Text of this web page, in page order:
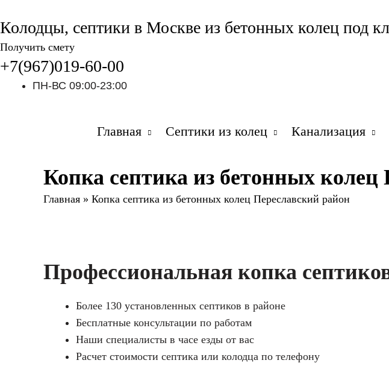
Колодцы, септики в Москве из бетонных колец под
Получить смету
+7(967)019-60-00
ПН-ВС 09:00-23:00
Главная Септики из колец Канализация
Копка септика из бетонных колец
Главная » Копка септика из бетонных колец Переславский район
Профессиональная копка
Более 130 установленных септиков в районе
Бесплатные консультации по работам
Наши специалисты в часе езды от вас
Расчет стоимости септика или колодца по телефону